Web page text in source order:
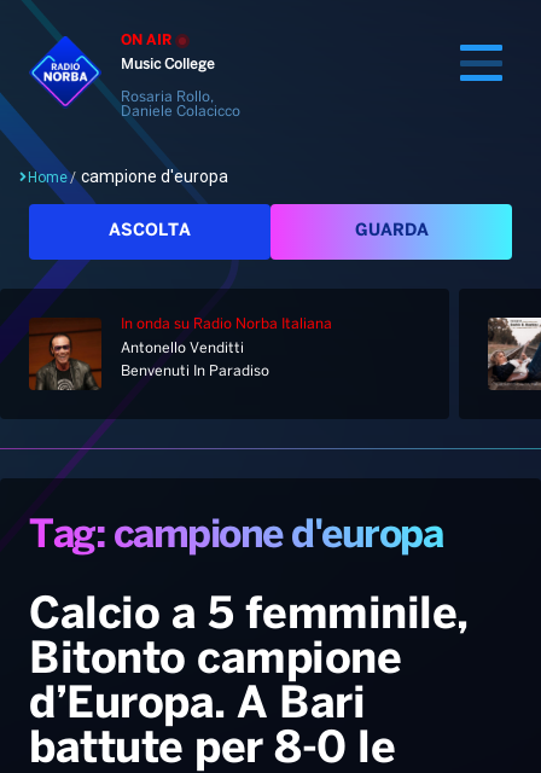
ON AIR
Music College
Rosaria Rollo,
Daniele Colacicco
Home
Palinsesto
Hit Dance
Giochi&Concorsi
PALATOUR
Notizie
Locali
Musica e Spettacolo
Sport
Radio Norba Consiglia
Leggerissime
Playlist
Generale
Novità
Notiziario
Interviste
Oroscopo
Speciale Astrabilia 2026
Gallery
Radio Norba News TV
Voce al Bari
Battiti Live 2026
Gallery
Home/ campione d'europa
ASCOLTA GUARDA
In onda su Radio Norba Italiana
Antonello Venditti
Benvenuti In Paradiso
Tag: campione d'europa
Calcio a 5 femminile,
Bitonto campione
d’Europa. A Bari
battute per 8-0 le